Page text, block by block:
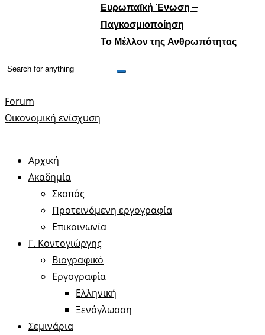
Ευρωπαϊκή Ένωση –
Παγκοσμιοποίηση
Το Μέλλον της Ανθρωπότητας
Forum
Οικονομική ενίσχυση
Αρχική
Ακαδημία
Σκοπός
Προτεινόμενη εργογραφία
Επικοινωνία
Γ. Κοντογιώργης
Βιογραφικό
Εργογραφία
Ελληνική
Ξενόγλωσση
Σεμινάρια